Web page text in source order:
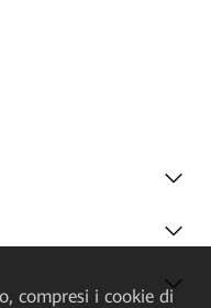
compresi i cookie di